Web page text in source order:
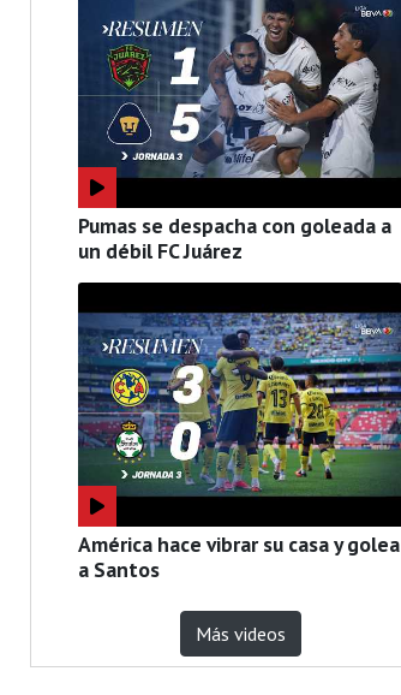
Pumas se despacha con goleada a
un débil FC Juárez
América hace vibrar su casa y golea
a Santos
Más videos